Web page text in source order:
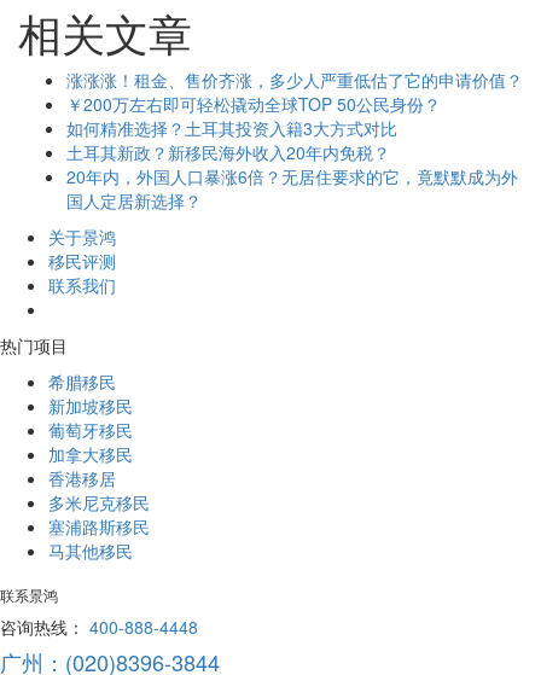
相关文章
涨涨涨！租金、售价齐涨，多少人严重低估了它的申请价值？
￥200万左右即可轻松撬动全球TOP 50公民身份？
如何精准选择？土耳其投资入籍3大方式对比
土耳其新政？新移民海外收入20年内免税？
20年内，外国人口暴涨6倍？无居住要求的它，竟默默成为外
国人定居新选择？
关于景鸿
移民评测
联系我们
热门项目
希腊移民
新加坡移民
葡萄牙移民
加拿大移民
香港移居
多米尼克移民
塞浦路斯移民
马其他移民
联系景鸿
咨询热线： 400-888-4448
广州：(020)8396-3844